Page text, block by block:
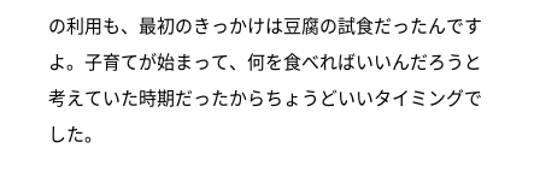
の利用も、最初のきっかけは豆腐の試食だったんです
よ。子育てが始まって、何を食べればいいんだろうと
考えていた時期だったからちょうどいいタイミングで
した。